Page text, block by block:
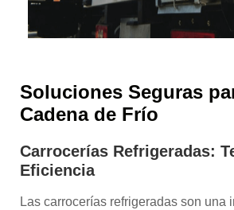
Soluciones Seguras
Cadena de Frío
Carrocerías Refrigeradas:
Eficiencia
Las carrocerías refrigeradas son una